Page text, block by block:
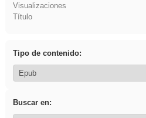
Visualizaciones
Título
Tipo de contenido:
Buscar en: